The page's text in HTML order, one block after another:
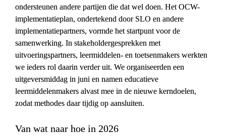
ondersteunen andere partijen die dat wel doen. Het OCW-
implementatieplan, ondertekend door SLO en andere
implementatiepartners, vormde het startpunt voor de
samenwerking. In stakeholdergesprekken met
uitvoeringspartners, leermiddelen- en toetsenmakers werkten
we ieders rol daarin verder uit. We organiseerden een
uitgeversmiddag in juni en namen educatieve
leermiddelenmakers alvast mee in de nieuwe kerndoelen,
zodat methodes daar tijdig op aansluiten.
Van wat naar hoe in 2026